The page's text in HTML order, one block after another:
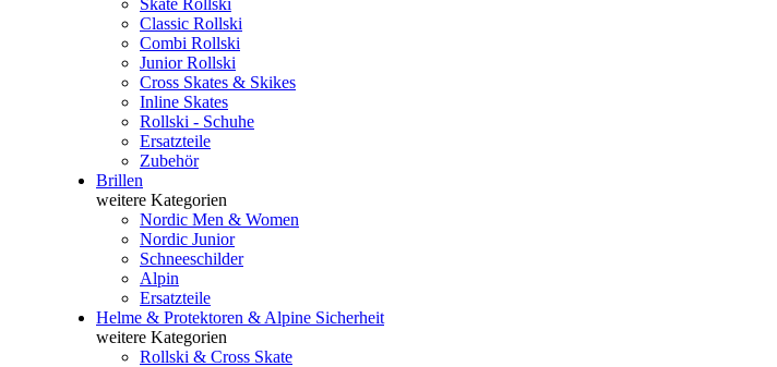
Skate Rollski
Classic Rollski
Combi Rollski
Junior Rollski
Cross Skates & Skikes
Inline Skates
Rollski - Schuhe
Ersatzteile
Zubehör
Brillen
weitere Kategorien
Nordic Men & Women
Nordic Junior
Schneeschilder
Alpin
Ersatzteile
Helme & Protektoren & Alpine Sicherheit
weitere Kategorien
Rollski & Cross Skate